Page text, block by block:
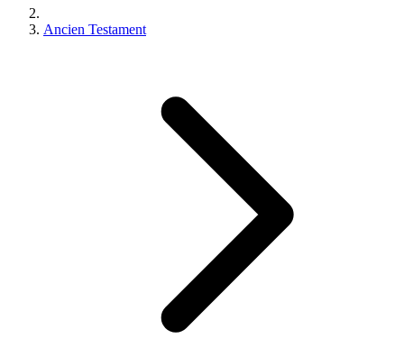
Ancien Testament